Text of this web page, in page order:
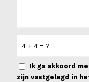
4 + 4 = ?
Ik ga akkoord
zijn vastgelegd in